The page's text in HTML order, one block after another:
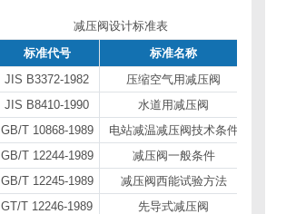
减压阀设计标准表
标准代号
标准名称
JIS B3372-1982
压缩空气用减压阀
JIS B8410-1990
水道用减压阀
GB/T 10868-1989
电站减温减压阀技术条件
GB/T 12244-1989
减压阀一般条件
GB/T 12245-1989
减压阀西能试验方法
GT/T 12246-1989
先导式减压阀